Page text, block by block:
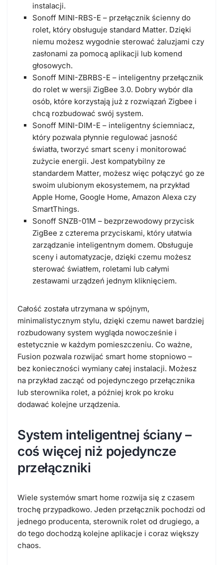
instalacji.
Sonoff MINI-RBS-E – przełącznik ścienny do
rolet, który obsługuje standard Matter. Dzięki
niemu możesz wygodnie sterować żaluzjami czy
zasłonami za pomocą aplikacji lub komend
głosowych.
Sonoff MINI-ZBRBS-E – inteligentny przełącznik
do rolet w wersji ZigBee 3.0. Dobry wybór dla
osób, które korzystają już z rozwiązań Zigbee i
chcą rozbudować swój system.
Sonoff MINI-DIM-E – inteligentny ściemniacz,
który pozwala płynnie regulować jasność
światła, tworzyć smart sceny i monitorować
zużycie energii. Jest kompatybilny ze
standardem Matter, możesz więc połączyć go ze
swoim ulubionym ekosystemem, na przykład
Apple Home, Google Home, Amazon Alexa czy
SmartThings.
Sonoff SNZB-01M – bezprzewodowy przycisk
ZigBee z czterema przyciskami, który ułatwia
zarządzanie inteligentnym domem. Obsługuje
sceny i automatyzacje, dzięki czemu możesz
sterować światłem, roletami lub całymi
zestawami urządzeń jednym kliknięciem.
Całość została utrzymana w spójnym,
minimalistycznym stylu, dzięki czemu nawet bardziej
rozbudowany system wygląda nowocześnie i
estetycznie w każdym pomieszczeniu. Co ważne,
Fusion pozwala rozwijać smart home stopniowo –
bez konieczności wymiany całej instalacji. Możesz
na przykład zacząć od pojedynczego przełącznika
lub sterownika rolet, a później krok po kroku
dodawać kolejne urządzenia.
System inteligentnej ściany –
coś więcej niż pojedyncze
przełączniki
Wiele systemów smart home rozwija się z czasem
trochę przypadkowo. Jeden przełącznik pochodzi od
jednego producenta, sterownik rolet od drugiego, a
do tego dochodzą kolejne aplikacje i coraz większy
chaos.